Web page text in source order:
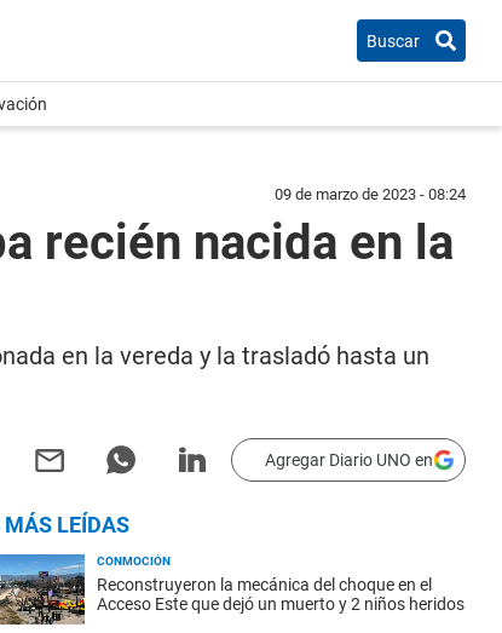
Buscar
09 de marzo de 2023 - 08:24
recién nacida en la
en la vereda y la trasladó hasta un
Agregar Diario UNO en
MÁS LEÍDAS
CONMOCIÓN
Reconstruyeron la mecánica del choque en el
Acceso Este que dejó un muerto y 2 niños heridos